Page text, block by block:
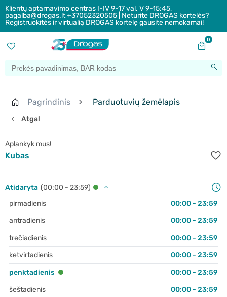
Klientų aptarnavimo centras I-IV 9-17 val. V 9-15:45,
pagalba@drogas.lt +37052320505 | Neturite DROGAS kortelės?
Registruokitės ir virtualią DROGAS kortelę gausite nemokamai!
0
Atgal
Pagrindinis Parduotuvių žemėlapis
Aplankyk mus!
Kubas
Atidaryta (00:00 - 23:59)
pirmadienis
00:00 - 23:59
antradienis
00:00 - 23:59
trečiadienis
00:00 - 23:59
ketvirtadienis
00:00 - 23:59
penktadienis
00:00 - 23:59
šeštadienis
00:00 - 23:59